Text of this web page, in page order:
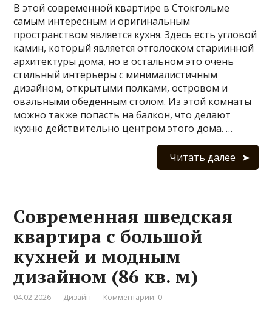
В этой современной квартире в Стокгольме
самым интересным и оригинальным
пространством является кухня. Здесь есть угловой
камин, который является отголоском стариинной
архитектуры дома, но в остальном это очень
стильный интерьеры с минималистичным
дизайном, открытыми полками, островом и
овальными обеденным столом. Из этой комнаты
можно также попасть на балкон, что делают
кухню действительно центром этого дома. …
Читать далее
Современная шведская
квартира с большой
кухней и модным
дизайном (86 кв. м)
04.02.2026 Дизайн Комментарии: 0